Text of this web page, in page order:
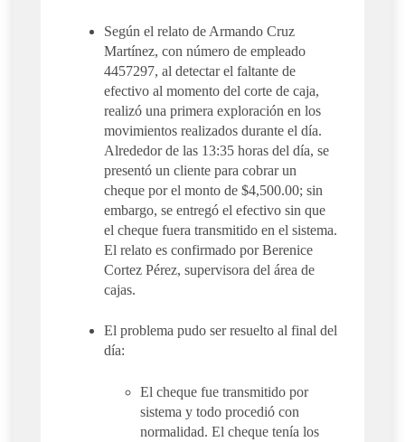
Según el relato de Armando Cruz
Martínez, con número de empleado
4457297, al detectar el faltante de
efectivo al momento del corte de caja,
realizó una primera exploración en los
movimientos realizados durante el día.
Alrededor de las 13:35 horas del día, se
presentó un cliente para cobrar un
cheque por el monto de $4,500.00; sin
embargo, se entregó el efectivo sin que
el cheque fuera transmitido en el sistema.
El relato es confirmado por Berenice
Cortez Pérez, supervisora del área de
cajas.
El problema pudo ser resuelto al final del
día:
El cheque fue transmitido por
sistema y todo procedió con
normalidad. El cheque tenía los